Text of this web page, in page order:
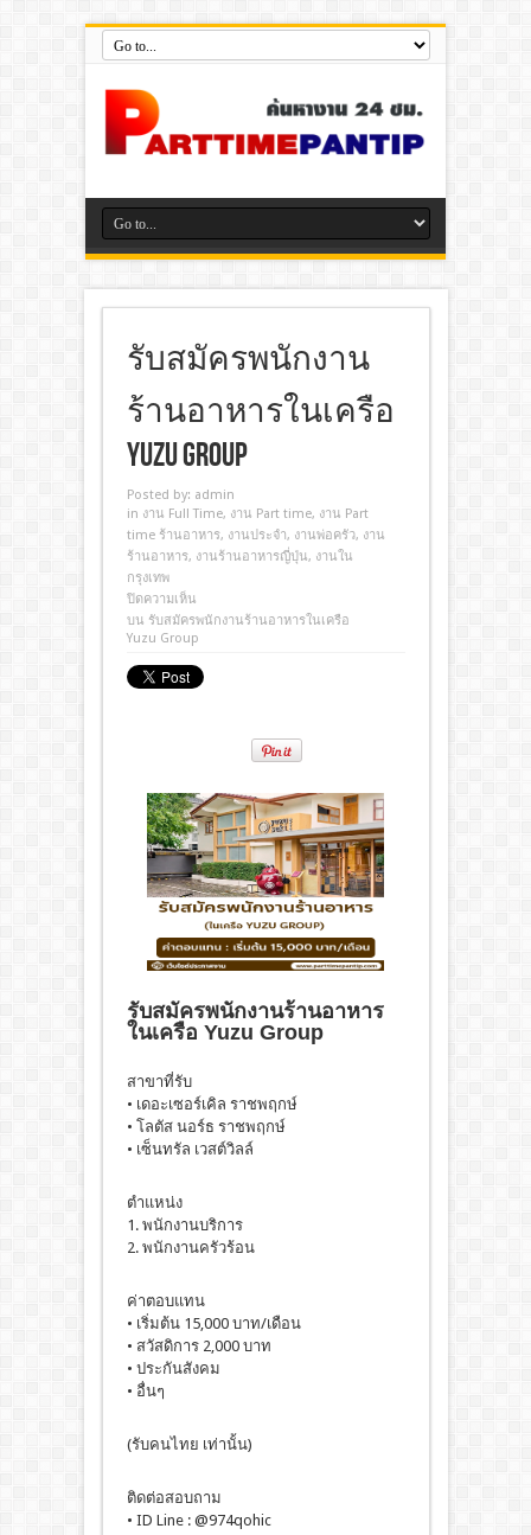
รับสมัครพนักงาน
ร้านอาหารในเครือ
Yuzu Group
Posted by: admin
in งาน Full Time, งาน Part time, งาน Part
time ร้านอาหาร, งานประจํา, งานพ่อครัว, งาน
ร้านอาหาร, งานร้านอาหารญี่ปุ่น, งานใน
กรุงเทพ
ปิดความเห็น
บน รับสมัครพนักงานร้านอาหารในเครือ
Yuzu Group
รับสมัครพนักงานร้านอาหาร
ในเครือ Yuzu Group
สาขาที่รับ
• เดอะเซอร์เคิล ราชพฤกษ์
• โลตัส นอร์ธ ราชพฤกษ์
• เซ็นทรัล เวสต์วิลล์
ตำแหน่ง
1. พนักงานบริการ
2. พนักงานครัวร้อน
ค่าตอบแทน
• เริ่มต้น 15,000 บาท/เดือน
• สวัสดิการ 2,000 บาท
• ประกันสังคม
• อื่นๆ
(รับคนไทย เท่านั้น)
ติดต่อสอบถาม
• ID Line : @974qohic